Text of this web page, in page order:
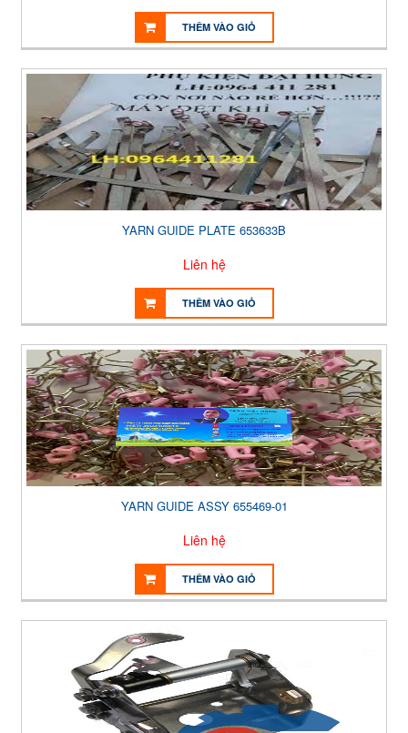
THÊM VÀO GIỎ
YARN GUIDE PLATE 653633B
Liên hệ
THÊM VÀO GIỎ
YARN GUIDE ASSY 655469-01
Liên hệ
THÊM VÀO GIỎ